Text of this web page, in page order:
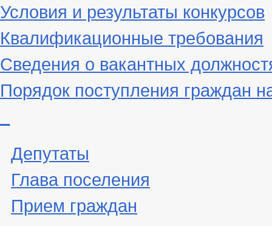
Условия и результаты конкурсов
Квалификационные требования
Сведения о вакантных
Порядок поступления граждан
Депутаты
Глава поселения
Прием граждан